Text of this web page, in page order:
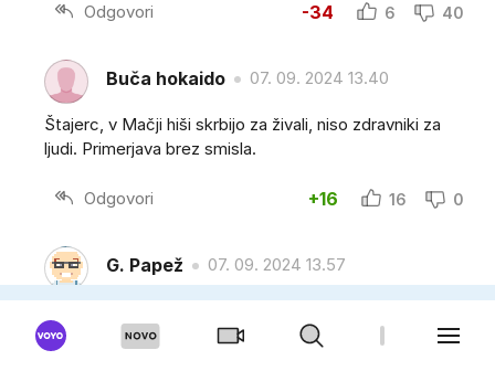
Odgovori -34 6 40
Buča hokaido 07. 09. 2024 13.40
Štajerc, v Mačji hiši skrbijo za živali, niso zdravniki za
ljudi. Primerjava brez smisla.
Odgovori +16 16 0
G. Papež 07. 09. 2024 13.57
veterine ( govorim iz lastnih izkušenj ), prenesli v